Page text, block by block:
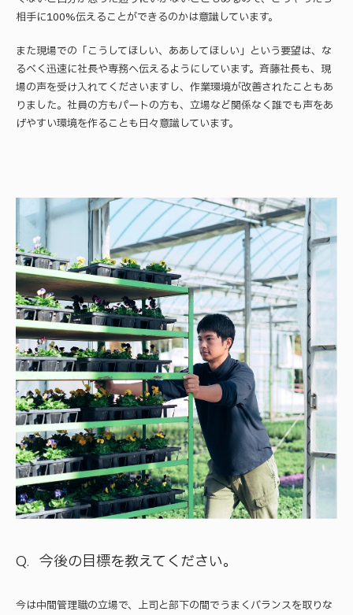
相手に100%伝えることができるのかは意識しています。
また現場での「こうしてほしい、ああしてほしい」という要望は、な
るべく迅速に社長や専務へ伝えるようにしています。斉藤社長も、現
場の声を受け入れてくださいますし、作業環境が改善されたこともあ
りました。社員の方もパートの方も、立場など関係なく誰でも声をあ
げやすい環境を作ることも日々意識しています。
今後の目標を教えてください。
今は中間管理職の立場で、上司と部下の間でうまくバランスを取りな